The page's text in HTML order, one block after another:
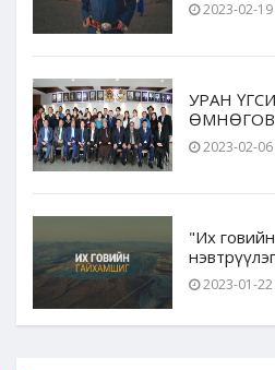
2023-02-19
УРАН
2023-02-06
"Их
нэвтрүүлэг
2023-01-22